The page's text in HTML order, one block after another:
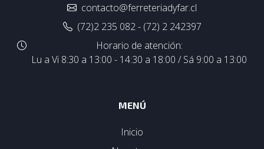
contacto@ferreteriadyfar.cl
(72)2 235 082 - (72) 2 242397
Horario de atención:
Lu a Vi 8:30 a 13:00 - 14:30 a 18:00 / Sá 9:00 a 13:00
MENÚ
Inicio